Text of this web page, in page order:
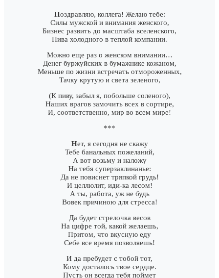
Поздравляю, коллега! Желаю тебе:
Силы мужской и внимания женского,
Бизнес развить до масштаба вселенского,
Пива холодного в теплой компании.
Можно еще раз о женском внимании…
Денег буржуйских в бумажнике кожаном,
Меньше по жизни встречать отмороженных,
Тачку крутую и света зеленого,
(К пиву, забыл я, побольше соленого),
Наших врагов замочить всех в сортире,
И, соответственно, мир во всем мире!
***
Нет, я сегодня не скажу
Тебе банальных пожеланий,
А вот возьму и наложу
На тебя суперзаклинанье:
Да не повиснет тряпкой грудь!
И целлюлит, иди-ка лесом!
А ты, работа, уж не будь
Вовек причиною для стресса!
Да будет стрелочка весов
На цифре той, какой желаешь,
Притом, что вкусную еду
Себе все время позволяешь!
И да пребудет с тобой тот,
Кому досталось твое сердце.
Пусть он всегда тебя поймет